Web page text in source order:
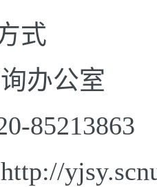
式
办公室
-85213863